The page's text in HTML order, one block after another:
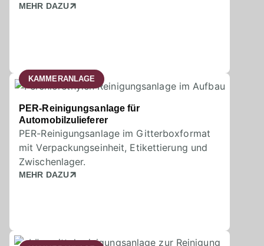
MEHR DAZU
KAMMERANLAGE
PER-Reinigungsanlage für
Automobilzulieferer
PER-Reinigungsanlage im Gitterboxformat
mit Verpackungseinheit, Etikettierung und
Zwischenlager.
MEHR DAZU